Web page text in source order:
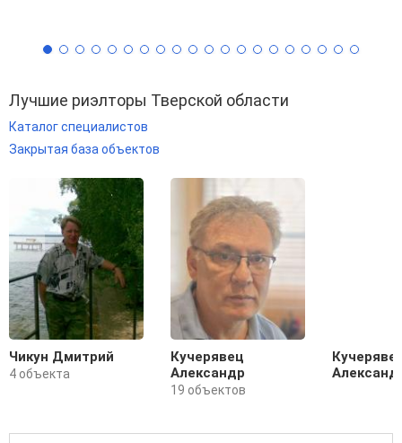
Лучшие риэлторы Тверской области
Каталог специалистов
Закрытая база объектов
Чикун Дмитрий
4 объекта
Кучерявец
Александр
19 объектов